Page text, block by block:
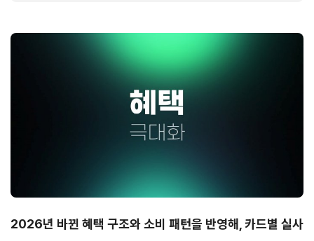
2026년 바뀐 혜택 구조와 소비 패턴을 반영해, 카드별 실사